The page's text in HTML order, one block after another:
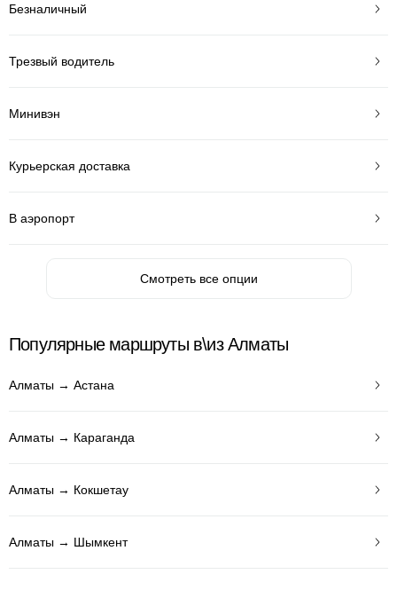
Безналичный
Трезвый водитель
Минивэн
Курьерская доставка
В аэропорт
Смотреть все опции
Популярные маршруты в\из Алматы
Алматы → Астана
Алматы → Караганда
Алматы → Кокшетау
Алматы → Шымкент